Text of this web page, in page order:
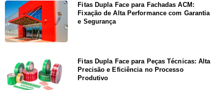
Fitas Dupla Face para Fachadas ACM:
Fixação de Alta Performance com Garantia
e Segurança
Fitas Dupla Face para Peças Técnicas: Alta
Precisão e Eficiência no Processo
Produtivo